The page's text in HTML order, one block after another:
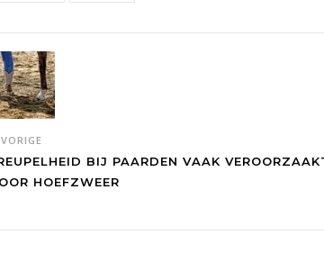
BIJ PAARDEN VAAK
HOEFZWEER